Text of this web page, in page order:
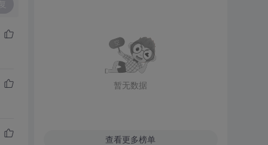
暂无数据
查看更多榜单